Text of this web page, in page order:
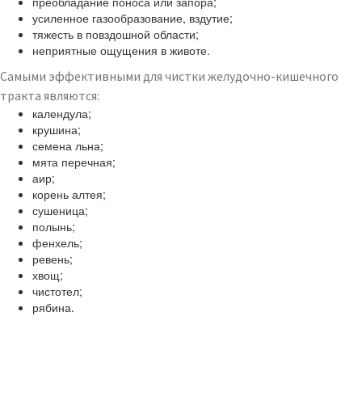
усиленное газообразование, вздутие;
тяжесть в повздошной области;
неприятные ощущения в животе.
Самыми эффективными для чистки желудочно-кишечного
тракта являются:
календула;
крушина;
семена льна;
мята перечная;
аир;
корень алтея;
сушеница;
полынь;
фенхель;
ревень;
хвощ;
чистотел;
рябина.